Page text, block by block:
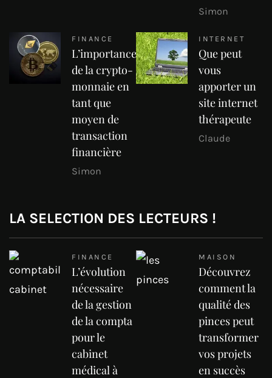
Simon
FINANCE
L’importance
de la crypto-
monnaie en
tant que
moyen de
transaction
financière
Simon
INTERNET
Que peut
vous
apporter un
site internet
thérapeute
Claude
LA SELECTION DES LECTEURS !
FINANCE
L’évolution
nécessaire
de la gestion
de la compta
pour le
cabinet
médical à
MAISON
Découvrez
comment la
qualité des
pinces peut
transformer
vos projets
en succès